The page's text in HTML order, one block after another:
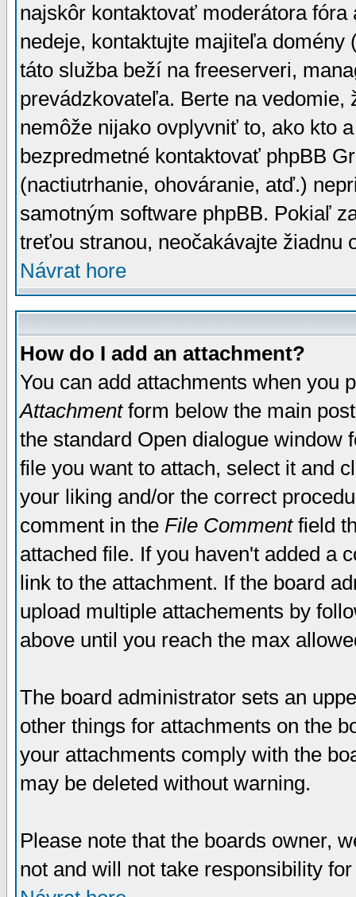
najskôr kontaktovať moderátora
nedeje, kontaktujte majiteľa
táto služba beží na freeserveri,
prevádzkovateľa. Berte na
nemôže nijako ovplyvniť to, ako kto
bezpredmetné kontaktovať phpBB
(nactiutrhanie, ohováranie, atď.)
samotným software phpBB. Pokiaľ
treťou stranou, neočakávajte žiadnu
Návrat hore
How do I add an attachment?
You can add attachments when you
Attachmentform below the main
the standard Open dialogue window
file you want to attach, select it and
your liking and/or the correct
comment in the File Commentfield
attached file. If you haven't added a
link to the attachment. If the board
upload multiple attachements by
above until you reach the max
The board administrator sets an
other things for attachments on the
your attachments comply with the
may be deleted without warning.
Please note that the boards owner,
not and will not take responsibility